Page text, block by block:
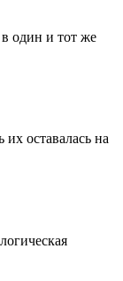
в один и тот же
оставалась на